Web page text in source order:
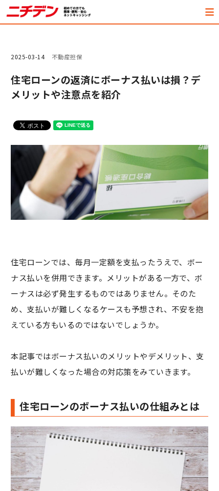
2025-03-14 不動産担保
住宅ローンの返済にボーナス払いは損？デ
メリットや注意点を紹介
住宅ローンでは、毎月一定額を支払ったうえで、ボー
ナス払いを併用できます。メリットがある一方で、ボ
ーナスは必ず発生するものではありません。そのた
め、支払いが難しくなるケースも予想され、不安を抱
えている方もいるのではないでしょうか。
本記事ではボーナス払いのメリットやデメリット、支
払いが難しくなった場合の対応策をみていきます。
住宅ローンのボーナス払いの仕組みとは